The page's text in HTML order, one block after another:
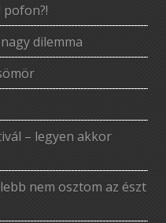
dilemma
– legyen akkor
nem osztom az észt